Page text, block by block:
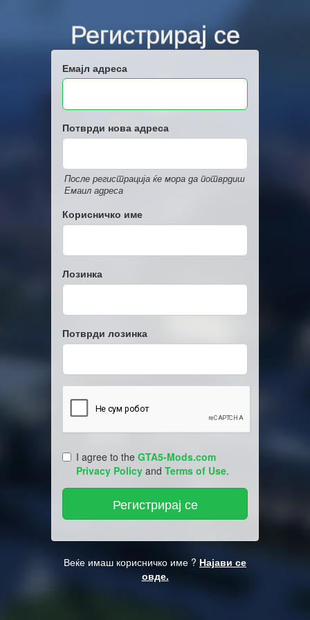
Регистрирај се
Емајл адреса
Потврди нова адреса
После регистрација ќе мора да потврдиш
Емаил адреса
Корисничко име
Лозинка
Потврди лозинка
I agree to the GTA5-Mods.com
Privacy Policy and Terms of Use.
Веќе имаш корисничко име ? Најави се
овде.